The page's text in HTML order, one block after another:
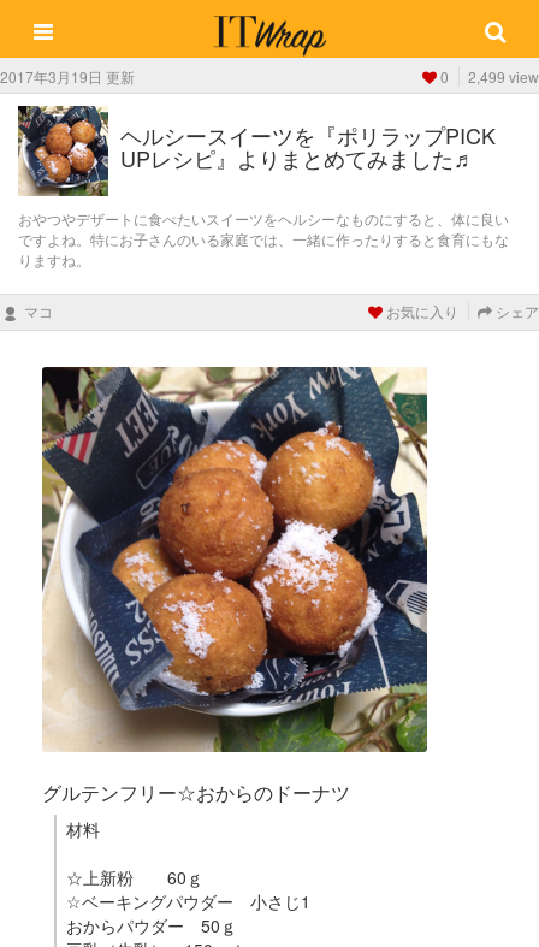
2017年3月19日 更新 0 2,499 view
ヘルシースイーツを『ポリラップPICK
UPレシピ』よりまとめてみました♬
おやつやデザートに食べたいスイーツをヘルシーなものにすると、体に良い
ですよね。特にお子さんのいる家庭では、一緒に作ったりすると食育にもな
りますね。
マコ お気に入り シェア
グルテンフリー☆おからのドーナツ
材料
☆上新粉 60ｇ
☆ベーキングパウダー 小さじ1
おからパウダー 50ｇ